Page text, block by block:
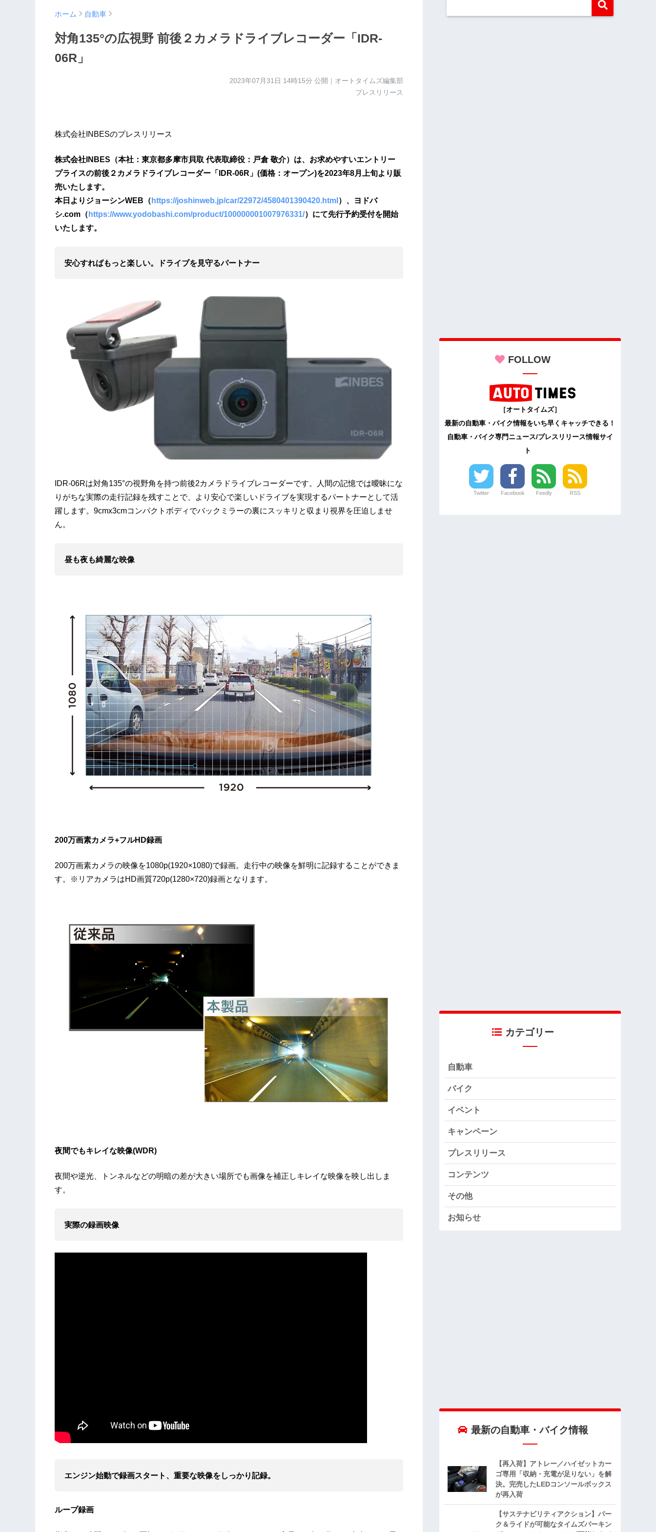
ホーム 自動車
対角135°の広視野 前後２カメラドライブレコーダー「IDR-
06R」
2023年07月31日 14時15分 公開｜オートタイムズ編集部
プレスリリース
株式会社INBESのプレスリリース
株式会社INBES（本社：東京都多摩市貝取 代表取締役：戸倉 敬介）は、お求めやすいエントリー
プライスの前後２カメラドライブレコーダー「IDR-06R」(価格：オープン)を2023年8月上旬より販
売いたします。
本日よりジョーシンWEB（ https://joshinweb.jp/car/22972/4580401390420.html ）、ヨドバ
シ.com（ https://www.yodobashi.com/product/100000001007976331/）にて先行予約受付を開始
いたします。
安心すればもっと楽しい。ドライブを見守るパートナー
IDR-06Rは対角135°の視野角を持つ前後2カメラドライブレコーダーです。人間の記憶では曖昧にな
りがちな実際の走行記録を残すことで、より安心で楽しいドライブを実現するパートナーとして活
躍します。9cmx3cmコンパクトボディでバックミラーの裏にスッキリと収まり視界を圧迫しませ
ん。
昼も夜も綺麗な映像
200万画素カメラ+フルHD録画
200万画素カメラの映像を1080p(1920×1080)で録画。走行中の映像を鮮明に記録することができま
す。※リアカメラはHD画質720p(1280×720)録画となります。
夜間でもキレイな映像(WDR)
夜間や逆光、トンネルなどの明暗の差が大きい場所でも画像を補正しキレイな映像を映し出しま
す。
実際の録画映像
エンジン始動で録画スタート、重要な映像をしっかり記録。
ループ録画
FOLLOW
［オートタイムズ］
最新の自動車・バイク情報をいち早くキャッチできる！
自動車・バイク専門ニュース/プレスリリース情報サイ
ト
Twitter Facebook Feedly RSS
カテゴリー
自動車
バイク
イベント
キャンペーン
プレスリリース
コンテンツ
その他
お知らせ
最新の自動車・バイク情報
【再入荷】アトレー／ハイゼットカー
ゴ専用「収納・充電が足りない」を解
決。完売したLEDコンソールボックス
が再入荷
【サステナビリティアクション】パー
ク＆ライドが可能なタイムズパーキン